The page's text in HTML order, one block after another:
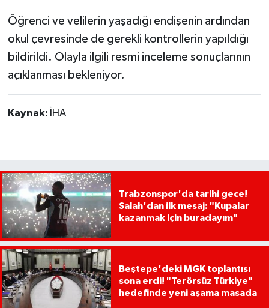
Öğrenci ve velilerin yaşadığı endişenin ardından
okul çevresinde de gerekli kontrollerin yapıldığı
bildirildi. Olayla ilgili resmi inceleme sonuçlarının
açıklanması bekleniyor.
Kaynak: İHA
Trabzonspor'da tarihi gece!
Salah'dan ilk mesaj: "Kupalar
kazanmak için buradayım"
Beştepe'deki MGK toplantısı
sona erdi! "Terörsüz Türkiye"
hedefinde yeni aşama masada